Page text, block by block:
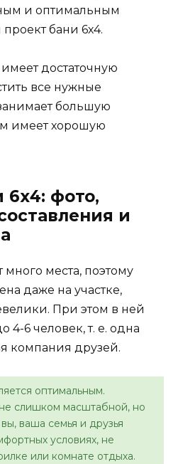
и оптимальным
бани 6х4.
достаточную
все нужные
большую
имеет хорошую
6х4: фото,
и
много места, поэтому
даже на участке,
При этом в ней
4-6 человек, т. е. одна
компания друзей.
оптимальным.
слишком масштабной, но
ваша семья и друзья
условиях, не
или комнате отдыха.